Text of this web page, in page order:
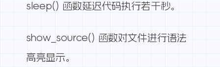
sleep() 函数延迟代码执行若干秒。
show_source() 函数对文件进行语法
高亮显示。